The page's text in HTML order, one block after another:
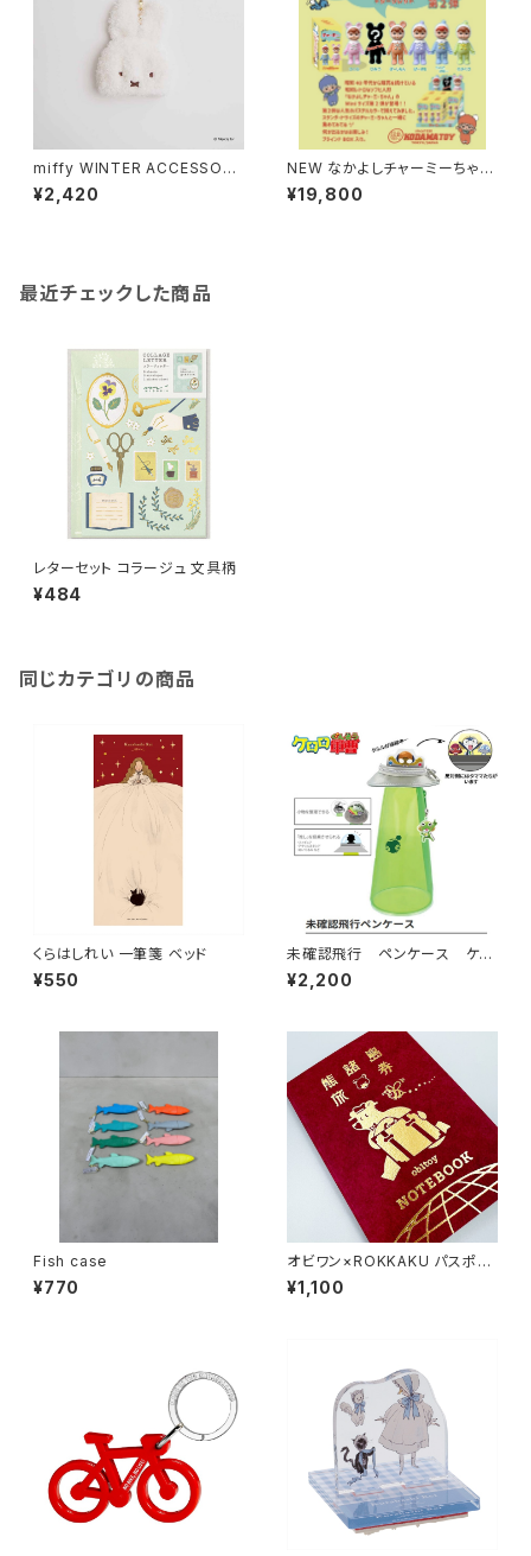
miffy WINTER ACCESSORY
S MINI ダイカットニット帽チャ
ーム ミッフィー
¥2,420
NEW なかよしチャーミーちゃん
Mini第2弾（全5色＋シークレッ
ト）（ソフビ人形 フィギュア）
¥19,800
最近チェックした商品
レターセット コラージュ 文具柄
¥484
同じカテゴリの商品
くらはしれい 一筆箋 ベッド
¥550
未確認飛行 ペンケース ケロ
ロ軍曹
¥2,200
Fish case
¥770
オビワン×ROKKAKU パスポー
ト風ノート
¥1,100